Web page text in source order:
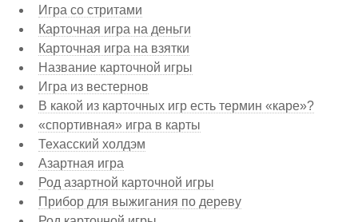
Игра со стритами
Карточная игра на деньги
Карточная игра на взятки
Название карточной игры
Игра из вестернов
В какой из карточных игр есть термин «каре»?
«спортивная» игра в карты
Техасский холдэм
Азартная игра
Род азартной карточной игры
Прибор для выжигания по дереву